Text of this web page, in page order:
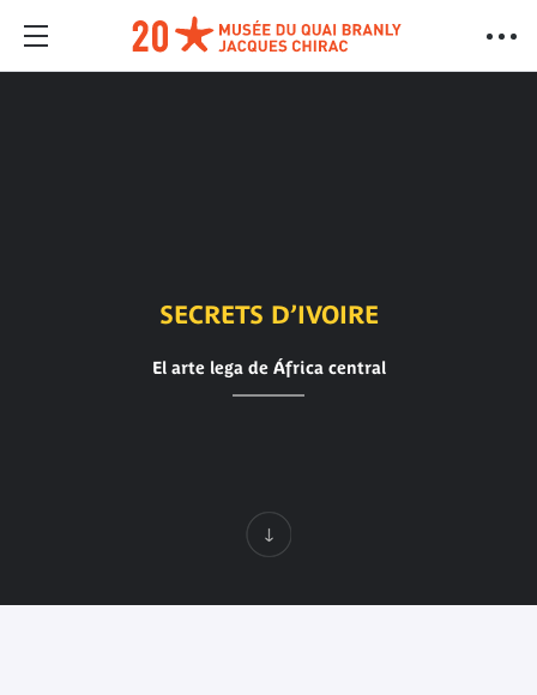
SECRETS D’IVOIRE
El arte lega de África central